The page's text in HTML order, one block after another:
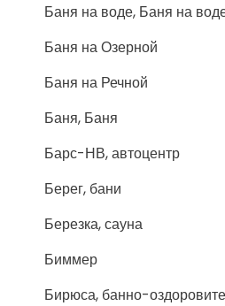
Баня на воде, Баня на
Баня на Озерной
Баня на Речной
Баня, Баня
Барс-НВ, автоцентр
Берег, бани
Березка, сауна
Биммер
Бирюса, банно-